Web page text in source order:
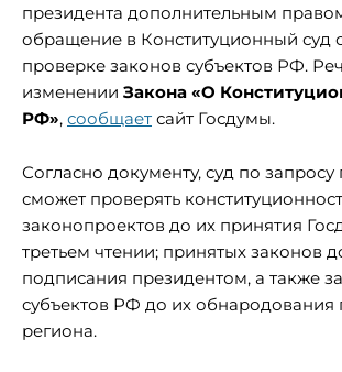
президента дополнительным
обращение в Конституционный суд
проверке законов субъектов РФ.
изменении Закона «О
РФ», сообщает сайт Госдумы.
Согласно документу, суд по запросу
сможет проверять
законопроектов до их принятия
третьем чтении; принятых законов
подписания президентом, а также
субъектов РФ до их обнародования
региона.